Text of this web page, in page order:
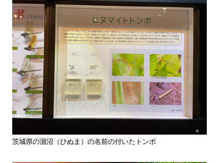
茨城県の涸沼（ひぬま）の名前の付いたトンボ